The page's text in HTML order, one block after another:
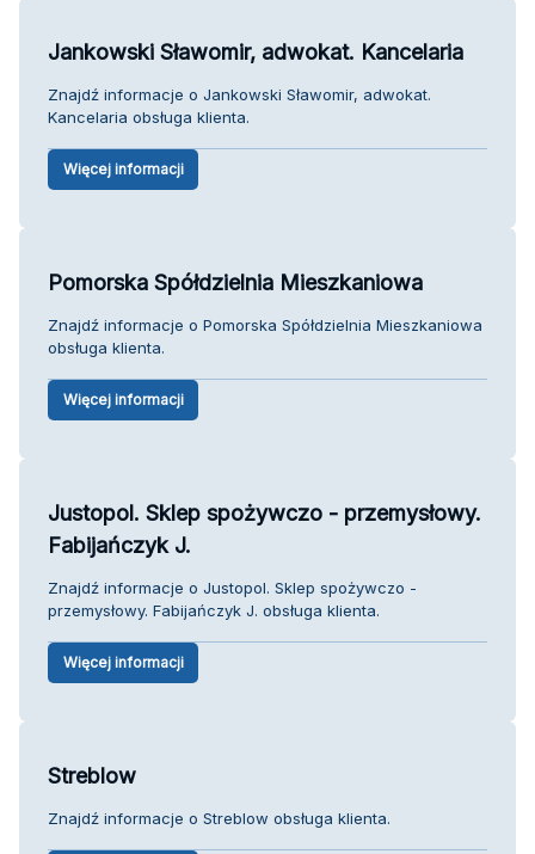
Jankowski Sławomir, adwokat. Kancelaria
Znajdź informacje o Jankowski Sławomir, adwokat.
Kancelaria obsługa klienta.
Więcej informacji
Pomorska Spółdzielnia Mieszkaniowa
Znajdź informacje o Pomorska Spółdzielnia Mieszkaniowa
obsługa klienta.
Więcej informacji
Justopol. Sklep spożywczo - przemysłowy.
Fabijańczyk J.
Znajdź informacje o Justopol. Sklep spożywczo -
przemysłowy. Fabijańczyk J. obsługa klienta.
Więcej informacji
Streblow
Znajdź informacje o Streblow obsługa klienta.